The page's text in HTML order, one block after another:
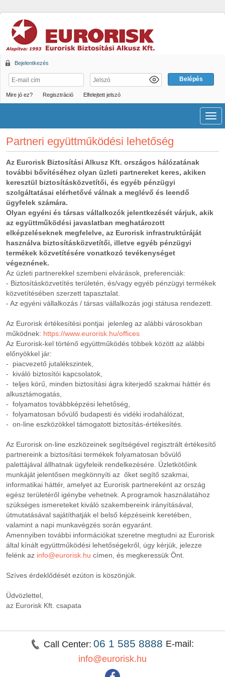
Bejelentkezés
Mire jó ez? Regisztráció Elfelejtett jelszó
Partneri együttműködési lehetőség
Az Eurorisk Biztosítási Alkusz Kft. országos hálózatának
további bővítéséhez olyan üzleti partnereket keres, akiken
keresztül biztosításközvetítői, és egyéb pénzügyi
szolgáltatásai elérhetővé válnak a meglévő és leendő
ügyfelek számára.
Olyan egyéni és társas vállalkozók jelentkezését várjuk, akik
az együttműködési javaslatban meghatározott
elképzeléseknek megfelelve, az Eurorisk infrastruktúráját
használva biztosításközvetítői, illetve egyéb pénzügyi
termékek közvetítésére vonatkozó tevékenységet
végeznének.
Az üzleti partnerekkel szembeni elvárások, preferenciák:
- Biztosításközvetítés területén, és/vagy egyéb pénzügyi termékek
közvetítésében szerzett tapasztalat.
- Az egyéni vállalkozás / társas vállalkozás jogi státusa rendezett.
Az Eurorisk értékesítési pontjai jelenleg az alábbi városokban
működnek: https://www.eurorisk.hu/offices
Az Eurorisk-kel történő együttműködés többek között az alábbi
előnyökkel jár:
- piacvezető jutalékszintek,
- kiváló biztosítói kapcsolatok,
- teljes körű, minden biztosítási ágra kiterjedő szakmai háttér és
alkusztámogatás,
- folyamatos továbbképzési lehetőség,
- folyamatosan bővülő budapesti és vidéki irodahálózat,
- on-line eszközökkel támogatott biztosítás-értékesítés.
Az Eurorisk on-line eszközeinek segítségével regisztrált értékesítő
partnereink a biztosítási termékek folyamatosan bővülő
palettájával állhatnak ügyfeleik rendelkezésére. Üzletkötőink
munkáját jelentősen megkönnyíti az őket segítő szakmai,
informatikai háttér, amelyet az Eurorisk partnereként az ország
egész területéről igénybe vehetnek. A programok használatához
szükséges ismereteket kiváló szakembereink irányításával,
útmutatásával sajátíthatják el belső képzéseink keretében,
valamint a napi munkavégzés során egyaránt.
Amennyiben további információkat szeretne megtudni az Eurorisk
által kínált együttműködési lehetőségekről, úgy kérjük, jelezze
felénk az info@eurorisk.hu címen, és megkeressük Önt.
Szíves érdeklődését ezúton is köszönjük.
Üdvözlettel,
az Eurorisk Kft. csapata
Call Center: 06 1 585 8888 E-mail:
info@eurorisk.hu